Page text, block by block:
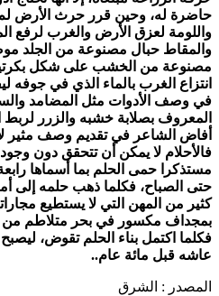
حاضرة له، وحين قرر حرث الأرض لم
واللومة لعزق الأرض والغرب لرفع
والمقاط حبال مصنوعة من الجلد
مصنوعة من الخشب على شكل
انتزاع الغرب بالماء الذي في
في وصف الأدوات مثل المضامد
المعروف بصلابة خشبه والزرر
أفاض الشاعر في تقديم وصف مثير
فالأحلام لا يمكن أن تتحقق دون وجود
مستذكرا حمى الحلم بما أسماها
حتى الصباح، فكلما ذهب حلمه إلى
كثير من المهن التي لا يستطيع
بمجداف مكسور في بحر متلاطم من
فكلما اكتمل بناء الحلم تقوض،
عاشه قبل مائة عام..
المصدر : الشرق